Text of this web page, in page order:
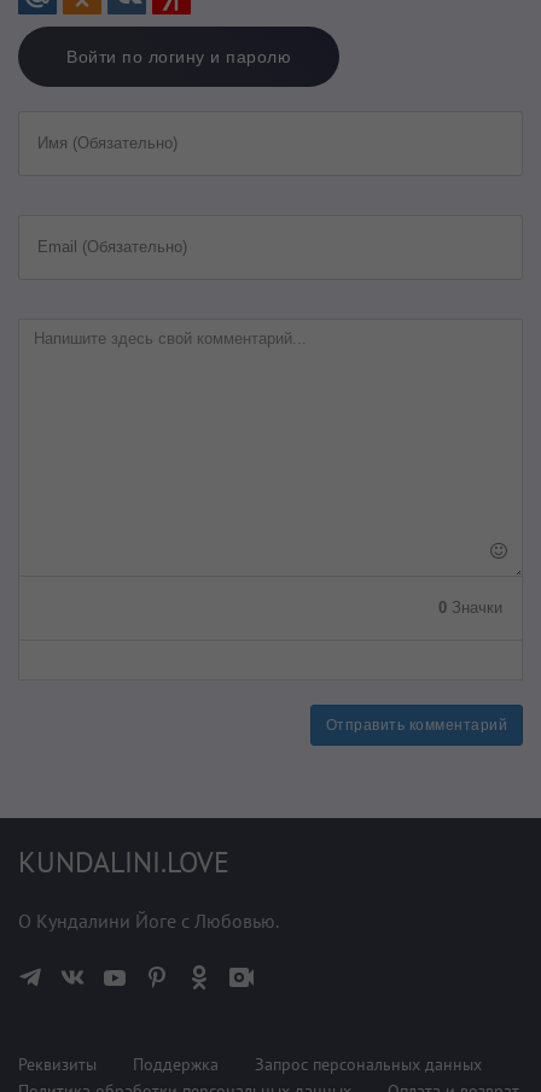
Войти по логину и паролю
Имя (Обязательно)
Email (Обязательно)
0 Значки
Отправить комментарий
KUNDALINI.LOVE
О Кундалини Йоге с Любовью.
Реквизиты Поддержка
Запрос персональных данных